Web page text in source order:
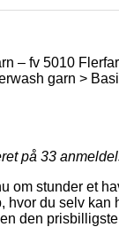
– fv 5010
garn >
på 33
om stunder et
hvor du selv
den